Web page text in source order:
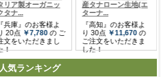
人気ランキング